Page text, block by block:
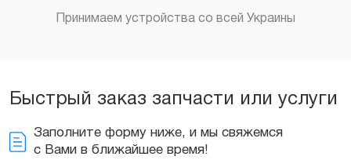
Принимаем устройства со всей Украины
Быстрый заказ запчасти или услуги
Заполните форму ниже, и мы свяжемся
с Вами в ближайшее время!